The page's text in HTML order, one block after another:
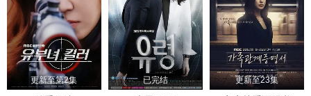
更新至第2集 已完结 更新至23集